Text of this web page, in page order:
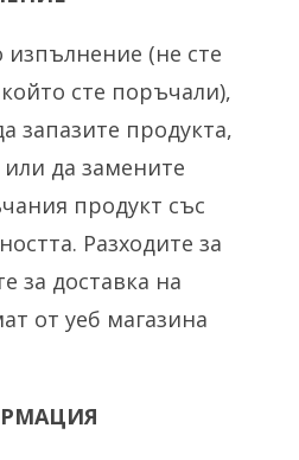
(не сте
сте поръчали),
запазите продукта,
да замените
продукт със
Разходите за
за доставка на
от уеб магазина